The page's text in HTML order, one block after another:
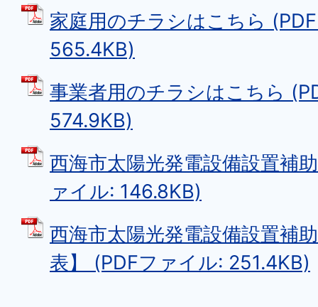
家庭用のチラシはこちら
565.4KB)
事業者用のチラシはこちら
574.9KB)
西海市太陽光発電設備設置補
ァイル: 146.8KB)
西海市太陽光発電設備設置補
表】 (PDFファイル: 251.4KB)